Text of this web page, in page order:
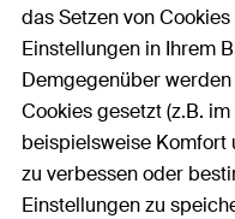
das Setzen von
Einstellungen in Ihrem
Demgegenüber
Cookies gesetzt (z.B.
beispielsweise Komfort
zu verbessen oder
Einstellungen zu